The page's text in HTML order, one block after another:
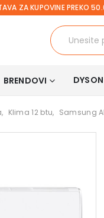
ZA KUPOVINE PREKO
BRENDOVI
, Klima 12 btu, Samsung